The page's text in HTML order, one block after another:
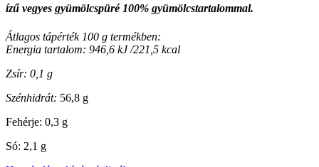
ízű vegyes gyümölcspüré 100% gyümölcstartalommal.
Átlagos tápérték 100 g termékben:
Energia tartalom: 946,6 kJ /221,5 kcal
Zsír: 0,1 g
Szénhidrát: 56,8 g
Fehérje: 0,3 g
Só: 2,1 g